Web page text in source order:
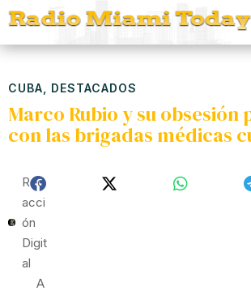
CUBA DESTACADOS
Marco Rubio y su obsesión
con las brigadas médicas
Red
Acci
Ón
Digit
Al
A